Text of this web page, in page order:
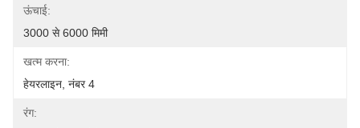
ऊंचाई:
3000 से 6000 मिमी
खत्म करना:
हेयरलाइन, नंबर 4
रंग: